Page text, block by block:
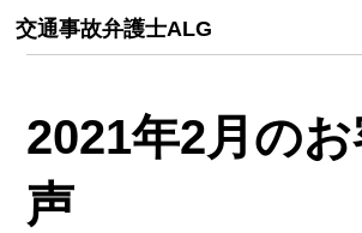
交通事故弁護士ALG
2021年2月の
声